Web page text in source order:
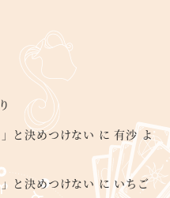
と決めつけない に有沙よ
と決めつけない にいちご